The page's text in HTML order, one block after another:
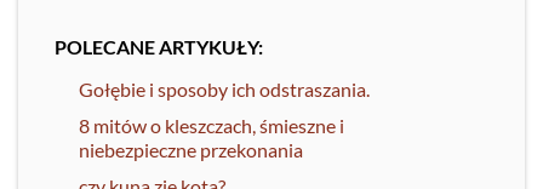
POLECANE ARTYKUŁY:
Gołębie i sposoby ich odstraszania.
8 mitów o kleszczach, śmieszne i
niebezpieczne przekonania